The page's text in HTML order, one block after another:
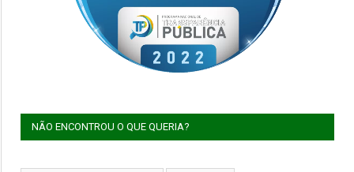
NÃO ENCONTROU O QUE QUERIA?